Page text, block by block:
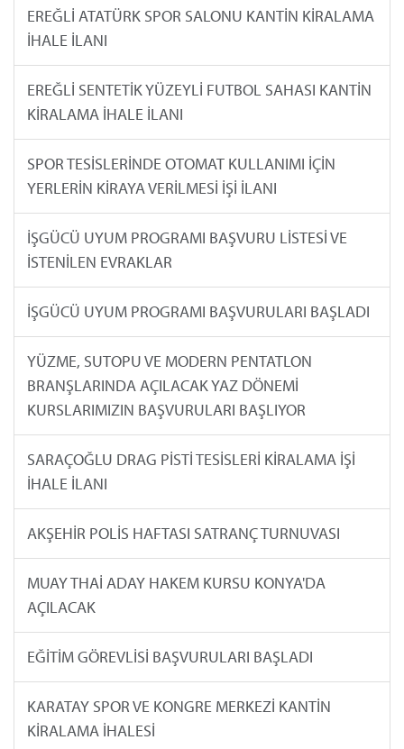
EREĞLİ ATATÜRK SPOR SALONU KANTİN KİRALAMA
İHALE İLANI
EREĞLİ SENTETİK YÜZEYLİ FUTBOL SAHASI KANTİN
KİRALAMA İHALE İLANI
SPOR TESİSLERİNDE OTOMAT KULLANIMI İÇİN
YERLERİN KİRAYA VERİLMESİ İŞİ İLANI
İŞGÜCÜ UYUM PROGRAMI BAŞVURU LİSTESİ VE
İSTENİLEN EVRAKLAR
İŞGÜCÜ UYUM PROGRAMI BAŞVURULARI BAŞLADI
YÜZME, SUTOPU VE MODERN PENTATLON
BRANŞLARINDA AÇILACAK YAZ DÖNEMİ
KURSLARIMIZIN BAŞVURULARI BAŞLIYOR
SARAÇOĞLU DRAG PİSTİ TESİSLERİ KİRALAMA İŞİ
İHALE İLANI
AKŞEHİR POLİS HAFTASI SATRANÇ TURNUVASI
MUAY THAİ ADAY HAKEM KURSU KONYA'DA
AÇILACAK
EĞİTİM GÖREVLİSİ BAŞVURULARI BAŞLADI
KARATAY SPOR VE KONGRE MERKEZİ KANTİN
KİRALAMA İHALESİ